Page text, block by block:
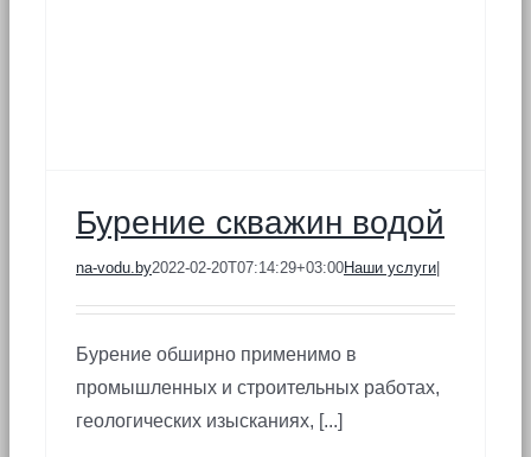
Бурение скважин водой
na-vodu.by2022-02-20T07:14:29+03:00Наши услуги
Бурение обширно применимо в
промышленных и строительных работах,
геологических изысканиях, [...]